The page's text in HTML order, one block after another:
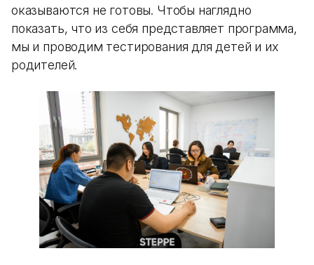
оказываются не готовы. Чтобы наглядно
показать, что из себя представляет программа,
мы и проводим тестирования для детей и их
родителей.